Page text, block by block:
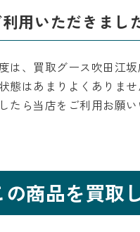
利用いただきまし
は、買取グース吹田江
態はあまりよくありま
たら当店をご利用お願い
の商品を買取